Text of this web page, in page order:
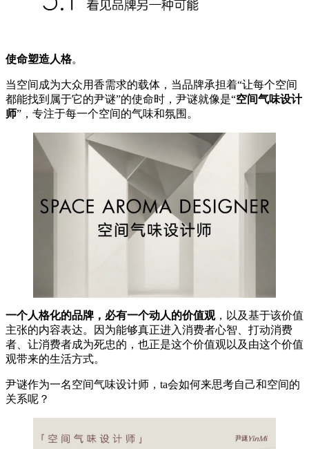
使命塑造人格。
当空间成为大众用香需求的载体，当品牌承担着“让每个空间
都能找到属于它的尹谜”的使命时，尹谜就像是“空间气味设计
师”，专注于每一个空间的气味和氛围。
一个人格化的品牌，必有一个动人的价值观，以及基于该价值
主张的内容表达。因为能够真正进入消费者心智、打动消费
者、让消费者成为死忠的，也正是这个价值观以及由这个价值
观带来的生活方式。
尹谜作为一名空间气味设计师，ta会如何来思考自己和空间的
关系呢？